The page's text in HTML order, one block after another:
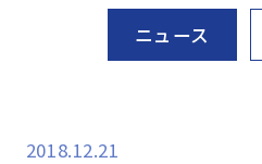
ニュース
2018.12.21